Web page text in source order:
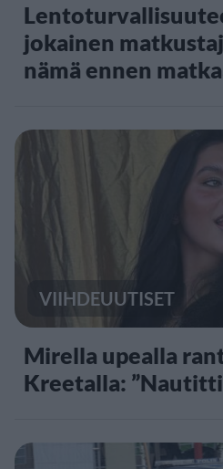
jokainen
nämä ennen
VIIHDEUUTISET
Mirella upealla
Kreetalla: